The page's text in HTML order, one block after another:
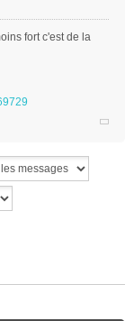
fort c'est de la